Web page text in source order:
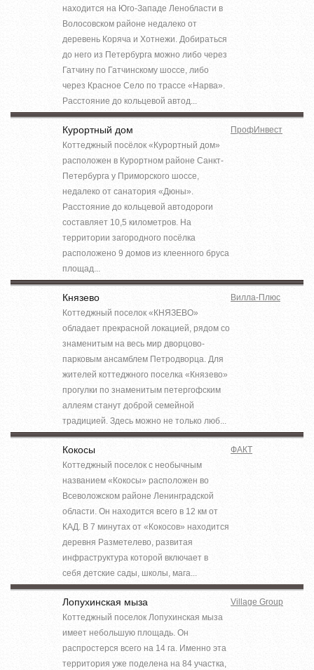
находится на Юго-Западе Ленобласти в
Волосовском районе недалеко от
деревень Коряча и Хотнежи. Добираться
до него из Петербурга можно либо через
Гатчину по Гатчинскому шоссе, либо
через Красное Село по трассе «Нарва».
Расстояние до кольцевой автод...
Курортный дом
Коттеджный посёлок «Курортный дом»
расположен в Курортном районе Санкт-
Петербурга у Приморского шоссе,
недалеко от санатория «Дюны».
Расстояние до кольцевой автодороги
составляет 10,5 километров. На
территории загородного посёлка
расположено 9 домов из клеенного бруса
площад...
ПрофИнвест
Князево
Коттеджный поселок «КНЯЗЕВО»
обладает прекрасной локацией, рядом со
знаменитым на весь мир дворцово-
парковым ансамблем Петродворца. Для
жителей коттеджного поселка «Князево»
прогулки по знаменитым петергофским
аллеям станут доброй семейной
традицией. Здесь можно не только люб...
Вилла-Плюс
Кокосы
Коттеджный поселок с необычным
названием «Кокосы» расположен во
Всеволожском районе Ленинградской
области. Он находится всего в 12 км от
КАД. В 7 минутах от «Кокосов» находится
деревня Разметелево, развитая
инфраструктура которой включает в
себя детские сады, школы, мага...
ФАКТ
Лопухинская мыза
Коттеджный поселок Лопухинская мыза
имеет небольшую площадь. Он
распростерся всего на 14 га. Именно эта
территория уже поделена на 84 участка,
Village Group